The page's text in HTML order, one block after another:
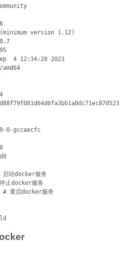
version 1.12)
4 12:34:28 2023
amd64
0-gccaecfc
动docker服务
docker服务
启docker服务